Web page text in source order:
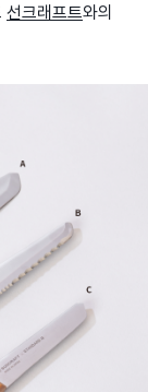
선크래프트와의